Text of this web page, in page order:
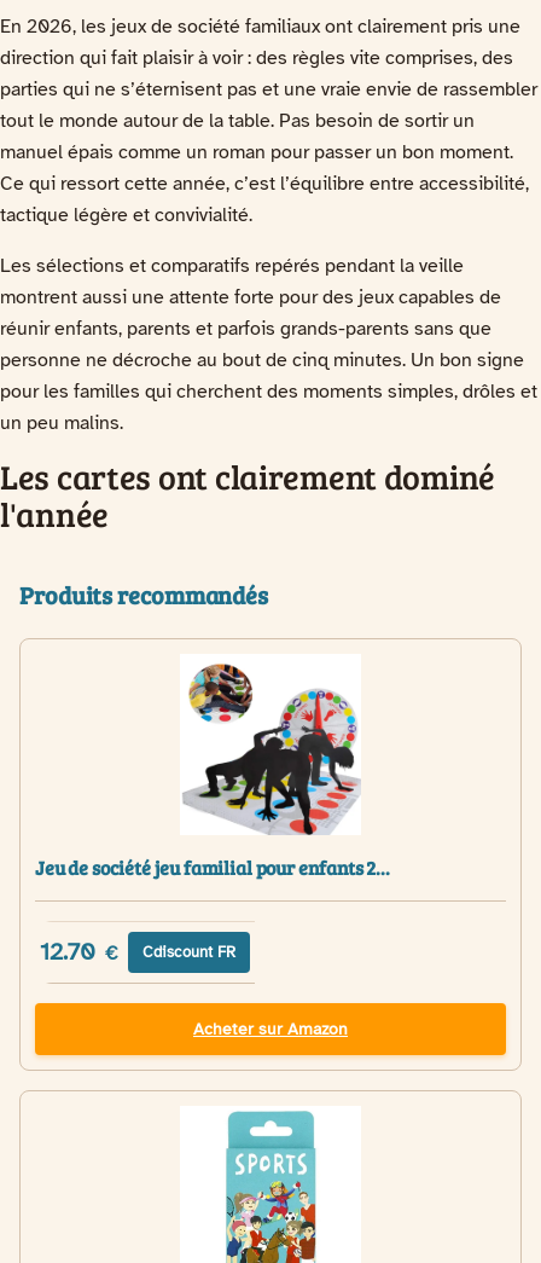
En 2026, les jeux de société familiaux ont clairement pris une
direction qui fait plaisir à voir : des règles vite comprises, des
parties qui ne s’éternisent pas et une vraie envie de rassembler
tout le monde autour de la table. Pas besoin de sortir un
manuel épais comme un roman pour passer un bon moment.
Ce qui ressort cette année, c’est l’équilibre entre accessibilité,
tactique légère et convivialité.
Les sélections et comparatifs repérés pendant la veille
montrent aussi une attente forte pour des jeux capables de
réunir enfants, parents et parfois grands-parents sans que
personne ne décroche au bout de cinq minutes. Un bon signe
pour les familles qui cherchent des moments simples, drôles et
un peu malins.
Les cartes ont clairement dominé
l'année
Produits recommandés
Jeu de société jeu familial pour enfants 2...
12.70 € Cdiscount FR
Acheter sur Amazon